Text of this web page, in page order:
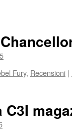
Fury, Recensioni |